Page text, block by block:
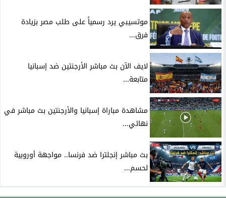
موتسيبي يرد رسمياً على طلب مصر بزيادة
فرق...
لايف الآن بث مباشر الأرجنتين ضد إسبانيا
متابعة...
مشاهدة مباراة إسبانيا والأرجنتين بث مباشر في
نهائي...
بث مباشر إنجلترا ضد فرنسا.. مواجهة أوروبية
لحسم...